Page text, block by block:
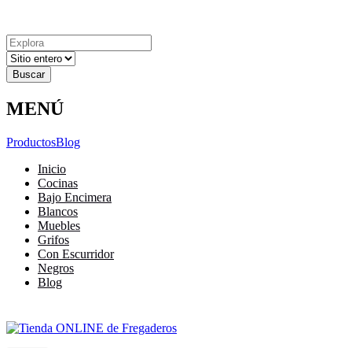
Resultados
para
MENÚ
ProductosBlog
Inicio
Cocinas
Bajo Encimera
Blancos
Muebles
Grifos
Con Escurridor
Negros
Blog